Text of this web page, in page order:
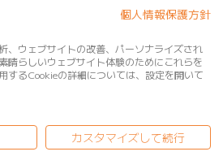
個人情報保護方針
、ウェブサイトの改善、パーソナライズされ
晴らしいウェブサイト体験のためにこれらを
するCookieの詳細については、設定を開いて
カスタマイズして続行